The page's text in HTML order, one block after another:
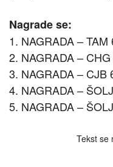
Nagrade se:
1. NAGRADA –
2. NAGRADA –
3. NAGRADA – CJB
4. NAGRADA –
5. NAGRADA –
Tekst se